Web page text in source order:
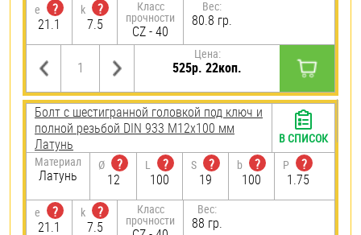
e
?
21.1
k
?
7.5
Класс
прочности
CZ - 40
Вес:
80.8 гр.
Цена:
525р. 22коп.
Болт с шестигранной головкой под ключ и
полной резьбой DIN 933 М12х100 мм
Латунь
Материал
Латунь
Ø
?
12
L
?
100
S
?
19
b
?
100
P
?
1.75
e
?
21.1
k
?
7.5
Класс
прочности
Вес:
88 гр.
В СПИСОК